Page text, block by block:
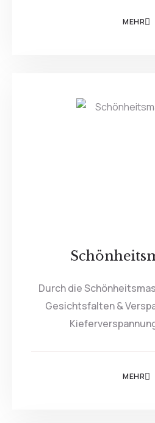
MEHR
Durch die
Gesichtsfalten &
MEHR